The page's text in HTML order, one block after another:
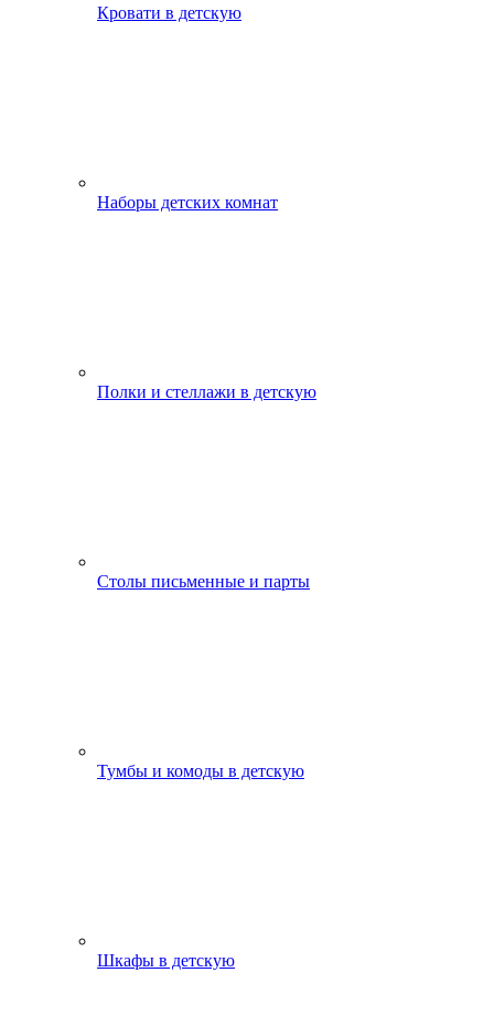
Кровати в детскую
Наборы детских комнат
Полки и стеллажи в детскую
Столы письменные и парты
Тумбы и комоды в детскую
Шкафы в детскую